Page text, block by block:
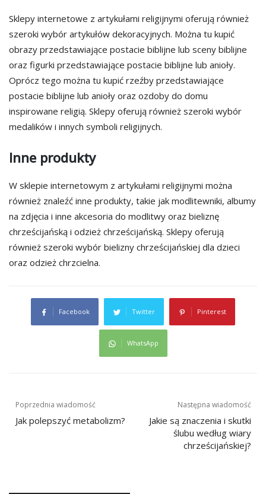
Sklepy internetowe z artykułami religijnymi oferują również
szeroki wybór artykułów dekoracyjnych. Można tu kupić
obrazy przedstawiające postacie biblijne lub sceny biblijne
oraz figurki przedstawiające postacie biblijne lub anioły.
Oprócz tego można tu kupić rzeźby przedstawiające
postacie biblijne lub anioły oraz ozdoby do domu
inspirowane religią. Sklepy oferują również szeroki wybór
medalików i innych symboli religijnych.
Inne produkty
W sklepie internetowym z artykułami religijnymi można
również znaleźć inne produkty, takie jak modlitewniki, albumy
na zdjęcia i inne akcesoria do modlitwy oraz bieliznę
chrześcijańską i odzież chrześcijańską. Sklepy oferują
również szeroki wybór bielizny chrześcijańskiej dla dzieci
oraz odzież chrzcielna.
Facebook Twitter Pinterest
WhatsApp
Nawigacja
wpisu
Poprzednia wiadomość
Jak polepszyć metabolizm?
Następna wiadomość
Jakie są znaczenia i skutki
ślubu według wiary
chrześcijańskiej?